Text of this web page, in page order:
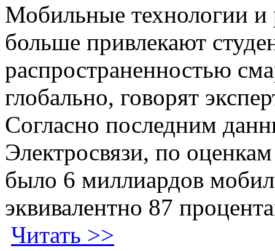
Мобильные технологии и
больше привлекают
распространенностью
глобально, говорят
Согласно последним
Электросвязи, по
было 6 миллиардов
эквивалентно 87
Читать >>